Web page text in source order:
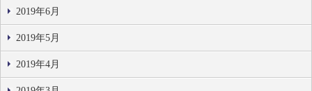
2019年6月
2019年5月
2019年4月